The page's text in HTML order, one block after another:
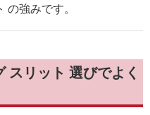
強みです。
スリット 選びでよく